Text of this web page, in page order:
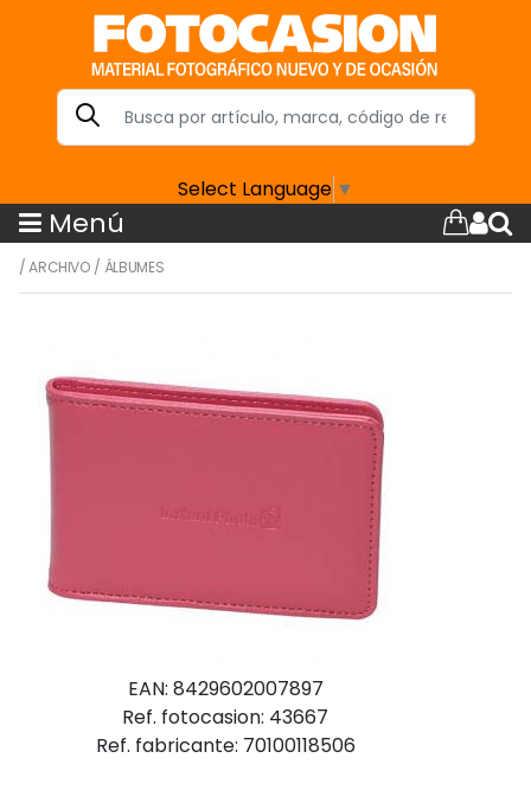
Select Language ▼
Menú
/ARCHIVO/ ÁLBUMES
EAN: 8429602007897
Ref. fotocasion: 43667
Ref. fabricante: 70100118506